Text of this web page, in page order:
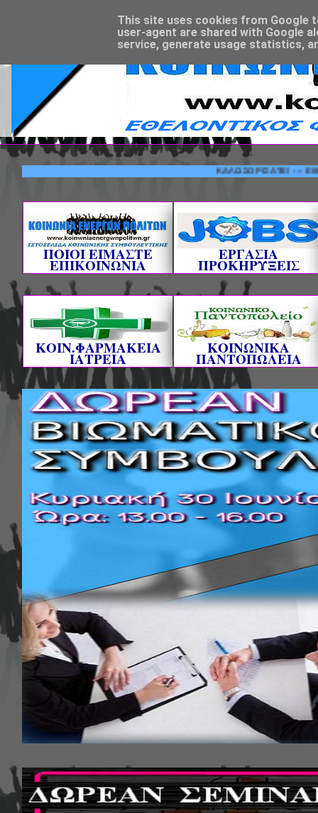
ΚΑΛΩΣΟΡΙΣΑΤΕ! ---
ΠΟΙΟΙ ΕΙΜΑΣΤΕ
ΕΠΙΚΟΙΝΩΝΙΑ
ΕΡΓΑΣΙΑ
ΠΡΟΚΗΡΥΞΕΙΣ
ΚΟΙΝ.ΦΑΡΜΑΚΕΙΑ
ΙΑΤΡΕΙΑ
ΚΟΙΝΩΝΙΚΑ
ΠΑΝΤΟΠΩΛΕΙΑ
This site uses cookies from Google
user-agent are shared with Google
service, generate usage statistics,